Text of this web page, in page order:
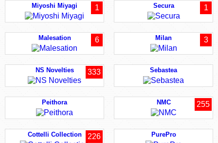
Miyoshi Miyagi 1 Secura 1
Malesation 6 Milan 3
NS Novelties 333 Sebastea
Peithora NMC 255
Cottelli Collection 226 PurePro